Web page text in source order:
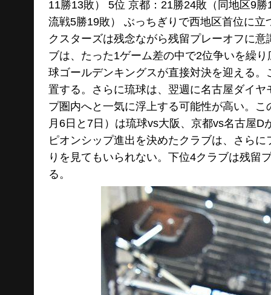
11勝13敗） 5位 京都：21勝24敗（同地区9
流戦5勝19敗） ぶっちぎりで西地区首位に
クスターズは残念ながら残留プレーオフに
ブは、たった1ゲーム差の中で2位争いを繰
球ゴールデンキングスが直接対決を迎える
置する。さらに琉球は、翌週に名古屋ダイ
プ圏内へと一気に浮上する可能性が高い。
月6日と7日）は琉球vs大阪、京都vs名古屋
ピオンシップ進出を決めたクラブは、さら
りを見てもいられない。下位4クラブは残留
る。